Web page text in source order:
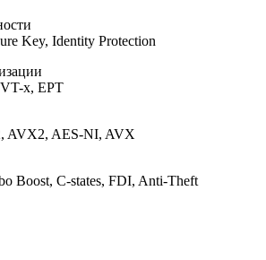
Key, Identity Protection
x, EPT
AVX2, AES-NI, AVX
Boost, C-states, FDI, Anti-Theft